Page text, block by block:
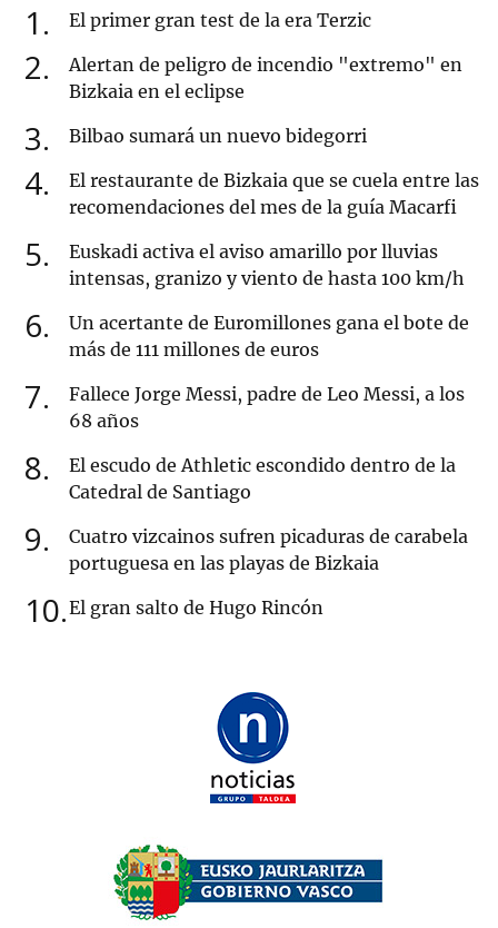
1 El primer gran test de la era Terzic
2
Alertan de peligro de incendio "extremo" en
Bizkaia en el eclipse
3 Bilbao sumará un nuevo bidegorri
4
El restaurante de Bizkaia que se cuela entre las
recomendaciones del mes de la guía Macarfi
5
Euskadi activa el aviso amarillo por lluvias
intensas, granizo y viento de hasta 100 km/h
6
Un acertante de Euromillones gana el bote de
más de 111 millones de euros
7
Fallece Jorge Messi, padre de Leo Messi, a los
68 años
8
El escudo de Athletic escondido dentro de la
Catedral de Santiago
9
Cuatro vizcainos sufren picaduras de carabela
portuguesa en las playas de Bizkaia
10 El gran salto de Hugo Rincón